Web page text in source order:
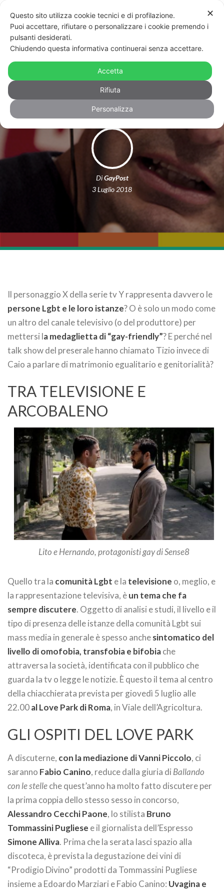
Il difficile rapporto tra televisione e
temi Lgbt
DiGayPost
3 Luglio 2018
Il personaggio X della serie tv Y rappresenta davvero le
persone Lgbt e le loro istanze? O è solo un modo come
un altro del canale televisivo (o del produttore) per
mettersi la medaglietta di “gay-friendly”? E perché nel
talk show del preserale hanno chiamato Tizio invece di
Caio a parlare di matrimonio egualitario e genitorialità?
TRA TELEVISIONE E
ARCOBALENO
Lito e Hernando, protagonisti gay di Sense8
Quello tra la comunità Lgbt e la televisione o, meglio, e
la rappresentazione televisiva, èun tema che fa
sempre discutere. Oggetto di analisi e studi, il livello e il
tipo di presenza delle istanze della comunità Lgbt sui
mass media in generale è spesso anchesintomatico del
livello di omofobia, transfobia e bifobiache
attraversa la società, identificata con il pubblico che
guarda la tv o legge le notizie. È questo il tema al centro
della chiacchierata prevista per giovedì 5 luglio alle
22.00al Love Park di Roma, in Viale dell’Agricoltura.
GLI OSPITI DEL LOVE PARK
A discuterne, con la mediazione di Vanni Piccolo, ci
saranno Fabio Canino, reduce dalla giuria di Ballando
con le stelleche quest’anno ha molto fatto discutere per
la prima coppia dello stesso sesso in concorso,
Alessandro Cecchi Paone, lo stilista Bruno
Tommassini Pugliese e il giornalista dell’Espresso
Simone Alliva. Prima che la serata lasci spazio alla
discoteca, è prevista la degustazione dei vini di
“Prodigio Divino” prodotti da Tommassini Pugliese
insieme a Edoardo Marziari e Fabio Canino: Uvagina e
✕
Questo sito utilizza cookie tecnici e di profilazione.
Puoi accettare, rifiutare o personalizzare i cookie premendo i
pulsanti desiderati.
Chiudendo questa informativa continuerai senza accettare.
Accetta
Rifiuta
Personalizza